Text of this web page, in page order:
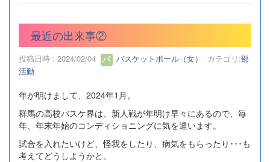
最近の出来事②
投稿日時 : 2024/02/04 バスケットボール（女） カテゴリ:部
活動
年が明けまして、2024年1月。
群馬の高校バスケ界は、新人戦が年明け早々にあるので、毎
年、年末年始のコンディショニングに気を遣います。
試合を入れたいけど、怪我をしたり、病気をもらったり･･･も
考えてどうしようかと。